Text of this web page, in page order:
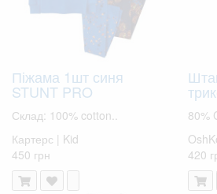
Піжама 1шт синя
STUNT PRO
Склад: 100% cotton..
Картерс | Kid
450 грн
80%
420